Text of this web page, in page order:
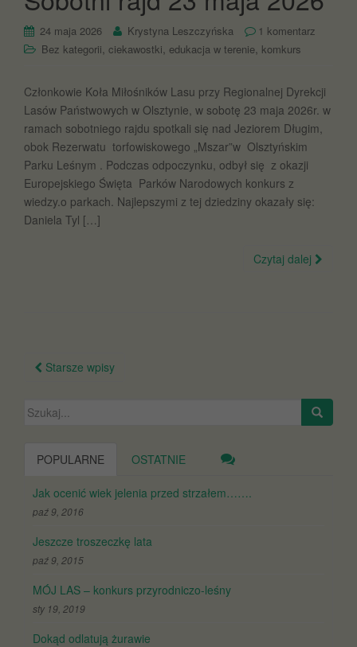
24 maja 2026 Krystyna Leszczyńska
1 komentarz
Bez kategorii, ciekawostki, edukacja w terenie, komkurs
Członkowie Koła Miłośników Lasu przy Regionalnej Dyrekcji
Lasów Państwowych w Olsztynie, w sobotę 23 maja 2026r. w
ramach sobotniego rajdu spotkali się nad Jeziorem Długim,
obok Rezerwatu torfowiskowego „Mszar”w Olsztyńskim
Parku Leśnym . Podczas odpoczynku, odbył się z okazji
Europejskiego Święta Parków Narodowych konkurs z
wiedzy.o parkach. Najlepszymi z tej dziedziny okazały się:
Daniela Tyl […]
Czytaj dalej
Nawigacja
wpisach
Starsze wpisy
Szukaj:
POPULARNE OSTATNIE
Jak ocenić wiek jelenia przed strzałem…….
paź 9, 2016
Jeszcze troszeczkę lata
paź 9, 2015
MÓJ LAS – konkurs przyrodniczo-leśny
sty 19, 2019
Dokąd odlatują żurawie